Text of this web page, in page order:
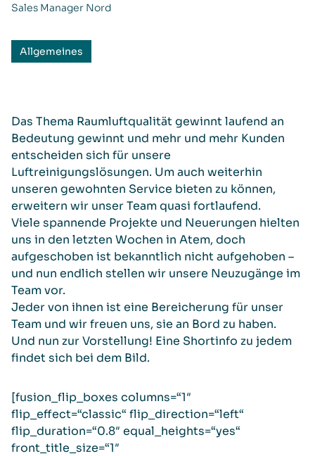
Sales Manager Nord
Allgemeines
Das Thema Raumluftqualität gewinnt laufend an
Bedeutung gewinnt und mehr und mehr Kunden
entscheiden sich für unsere
Luftreinigungslösungen. Um auch weiterhin
unseren gewohnten Service bieten zu können,
erweitern wir unser Team quasi fortlaufend.
Viele spannende Projekte und Neuerungen hielten
uns in den letzten Wochen in Atem, doch
aufgeschoben ist bekanntlich nicht aufgehoben –
und nun endlich stellen wir unsere Neuzugänge im
Team vor.
Jeder von ihnen ist eine Bereicherung für unser
Team und wir freuen uns, sie an Bord zu haben.
Und nun zur Vorstellung! Eine Shortinfo zu jedem
findet sich bei dem Bild.
[fusion_flip_boxes columns=“1″
flip_effect=“classic“ flip_direction=“left“
flip_duration=“0.8″ equal_heights=“yes“
front_title_size=“1″